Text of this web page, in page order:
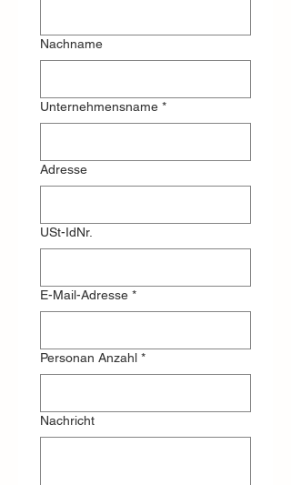
Nachname
Unternehmensname *
Adresse
USt-IdNr.
E-Mail-Adresse *
Personan Anzahl *
Nachricht